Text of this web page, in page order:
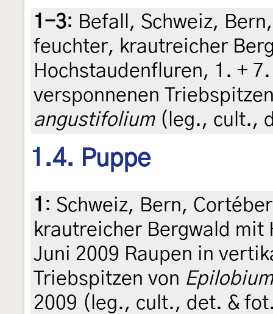
1-3: Befall, Schweiz,
feuchter, krautreicher
Hochstaudenfluren, 1. +
versponnenen
angustifolium(leg., cult.,
1.4. Puppe
1 : Schweiz, Bern,
krautreicher Bergwald
Juni 2009 Raupen in
Triebspitzen von
2009 (leg., cult., det. &